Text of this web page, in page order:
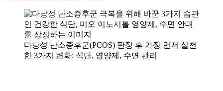
다낭성 난소증후군(PCOS) 판정 후 가장 먼저 실천
한 3가지 변화: 식단, 영양제, 수면 관리